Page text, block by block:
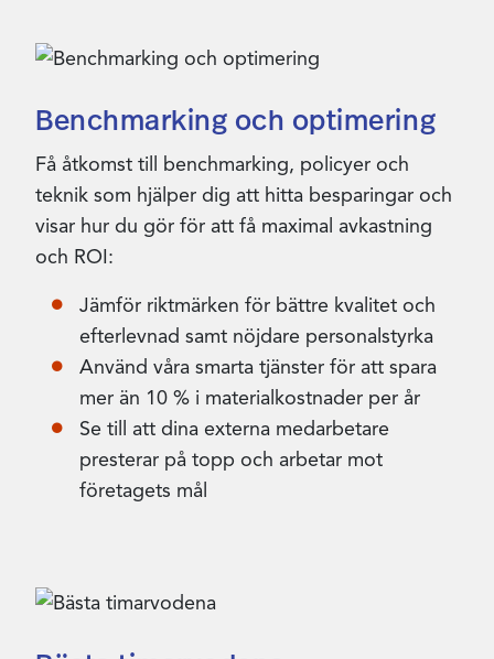
Benchmarking och optimering
Få åtkomst till benchmarking, policyer och
teknik som hjälper dig att hitta besparingar och
visar hur du gör för att få maximal avkastning
och ROI:
Jämför riktmärken för bättre kvalitet och
efterlevnad samt nöjdare personalstyrka
Använd våra smarta tjänster för att spara
mer än 10 % i materialkostnader per år
Se till att dina externa medarbetare
presterar på topp och arbetar mot
företagets mål